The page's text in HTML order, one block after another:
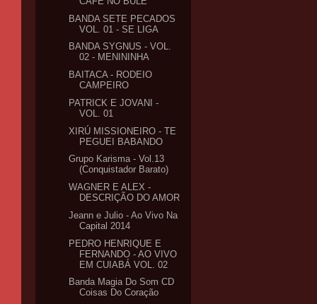
BANDA SETE PECADOS
VOL. 01 - SE LIGA
BANDA SYGNUS - VOL.
02 - MENININHA
BAITACA - RODEIO
CAMPEIRO
PATRICK E JOVANI -
VOL. 01
XIRÚ MISSIONEIRO - TE
PEGUEI BABANDO
Grupo Karisma - Vol.13
(Conquistador Barato)
WAGNER E ALEX -
DESCRIÇÃO DO AMOR
Jeann e Julio - Ao Vivo Na
Capital 2014
PEDRO HENRIQUE E
FERNANDO - AO VIVO
EM CUIABÁ VOL. 02
Banda Magia Do Som CD
Coisas Do Coração